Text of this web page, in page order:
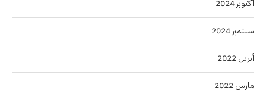
أكتوبر 2024
سبتمبر 2024
أبريل 2022
مارس 2022